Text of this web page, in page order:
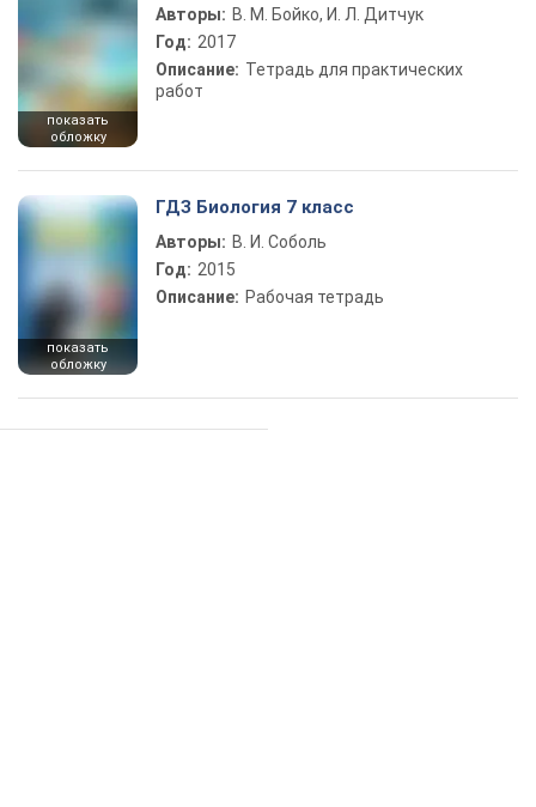
показать
обложку
Авторы: В. М. Бойко, И. Л. Дитчук
Год: 2017
Описание: Тетрадь для практических
работ
показать
обложку
ГДЗ Биология 7 класс
Авторы: В. И. Соболь
Год: 2015
Описание: Рабочая тетрадь